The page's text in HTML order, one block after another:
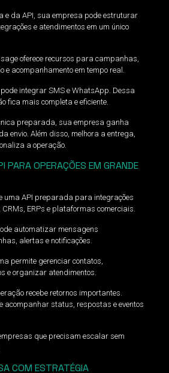
e da API, sua empresa pode estruturar
e atendimentos em um único
oferece recursos para campanhas,
e acompanhamento em tempo real.
integrar SMS e WhatsApp. Dessa
fica mais completa e eficiente.
preparada, sua empresa ganha
envio. Além disso, melhora a entrega,
a operação.
PARA OPERAÇÕES EM GRANDE
uma API preparada para integrações
ERPs e plataformas comerciais.
automatizar mensagens
alertas e notificações.
permite gerenciar contatos,
e organizar atendimentos.
recebe retornos importantes.
acompanhar status, respostas e eventos
que precisam escalar sem
COM ESTRATÉGIA